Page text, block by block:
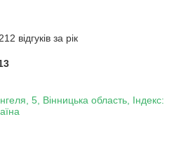
відгуків за рік
5, Вінницька область, Індекс: